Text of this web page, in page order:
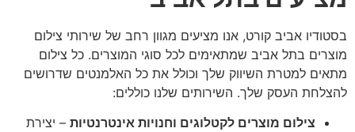
בסטודיו אביב קורט, אנו מציעים מגוון רחב של שירותי צילום
מוצרים בתל אביב שמתאימים לכל סוגי המוצרים. כל צילום
מתאים למטרת השיווק שלך וכולל את כל האלמנטים שדרושים
להצלחת העסק שלך. השירותים שלנו כוללים:
צילום מוצרים לקטלוגים וחנויות אינטרנטיות – יצירת